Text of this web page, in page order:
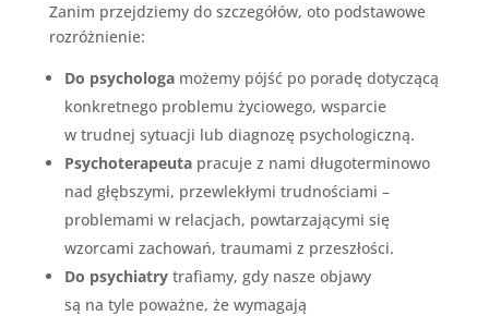
Zanim przejdziemy do szczegółów, oto podstawowe
rozróżnienie:
Do psychologamożemy pójść po poradę dotyczącą
konkretnego problemu życiowego, wsparcie
w trudnej sytuacji lub diagnozę psychologiczną.
Psychoterapeutapracuje z nami długoterminowo
nad głębszymi, przewlekłymi trudnościami –
problemami w relacjach, powtarzającymi się
wzorcami zachowań, traumami z przeszłości.
Do psychiatrytrafiamy, gdy nasze objawy
są na tyle poważne, że wymagają